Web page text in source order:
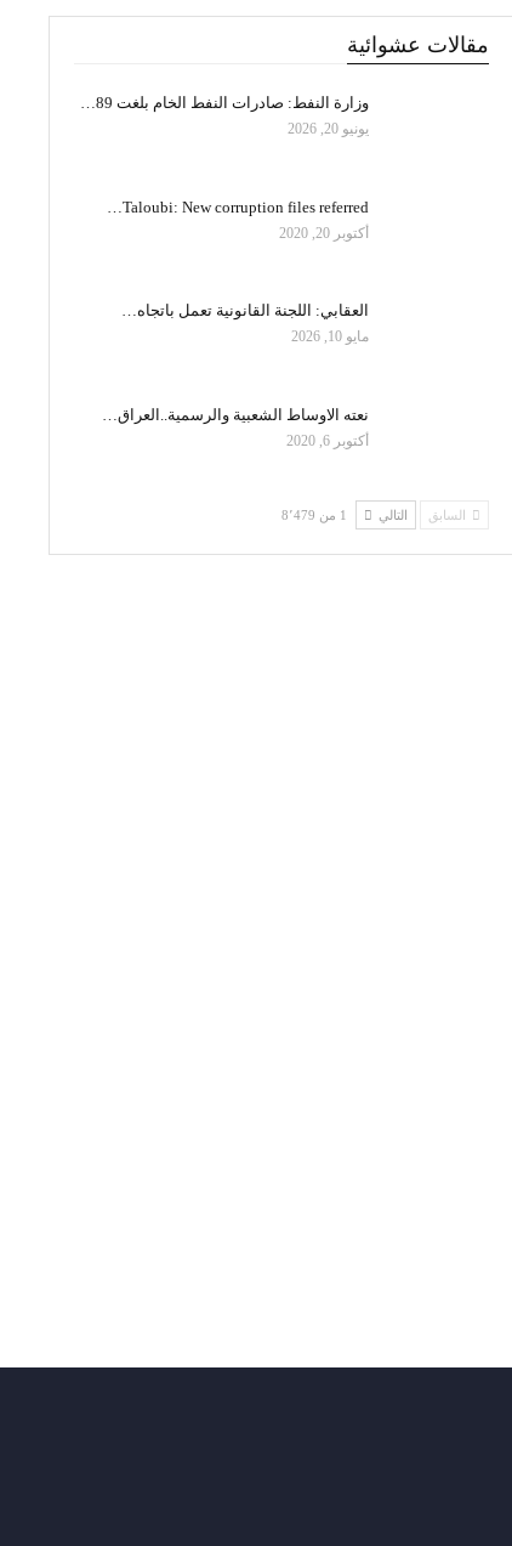
مقالات عشوائية
وزارة النفط: صادرات النفط الخام بلغت 89…
يونيو 20, 2026
Taloubi: New corruption files referred…
أكتوبر 20, 2020
العقابي: اللجنة القانونية تعمل باتجاه…
مايو 10, 2026
نعته الاوساط الشعبية والرسمية..العراق…
أكتوبر 6, 2020
السابق التالي 1 من 8٬479